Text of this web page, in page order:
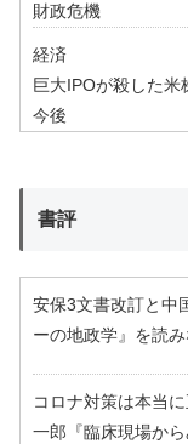
財政危機
経済
巨大IPOが殺した米
今後
書評
安保3文書改訂と中
ーの地政学』を読み
コロナ対策は本当
一郎『臨床現場か